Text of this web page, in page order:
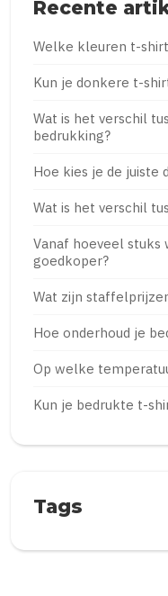
Recente
Welke kleuren t-
Kun je donkere t-
Wat is het verschil
bedrukking?
Hoe kies je de juiste
Wat is het verschil
Vanaf hoeveel
goedkoper?
Wat zijn
Hoe onderhoud je
Op welke
Kun je bedrukte t-
Tags